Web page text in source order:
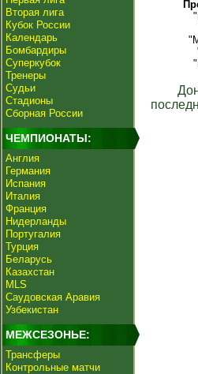
Вторая лига
Кубок России
Календарь
Бомбардиры
Суперкубок
Тренеры
Судьи
Стадионы
Сборная России
ЧЕМПИОНАТЫ:
Англия
Германия
Испания
Италия
Франция
Нидерланды
Португалия
Турция
Беларусь
Казахстан
MLS
Саудовская Аравия
Узбекистан
МЕЖСЕЗОНЬЕ:
Трансферы
Контрольные матчи